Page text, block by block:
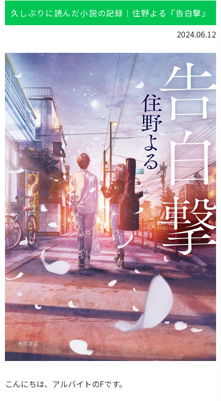
久しぶりに読んだ小説の記録｜住野よる『告白撃』
2024.06.12
こんにちは、アルバイトのFです。